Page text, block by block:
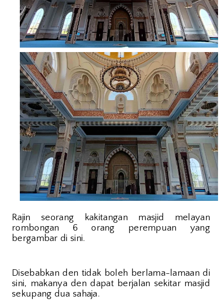
Rajin seorang kakitangan masjid melayan
rombongan 6 orang perempuan yang
bergambar di sini.
Disebabkan den tidak boleh berlama-lamaan di
sini, makanya den dapat berjalan sekitar masjid
sekupang dua sahaja.